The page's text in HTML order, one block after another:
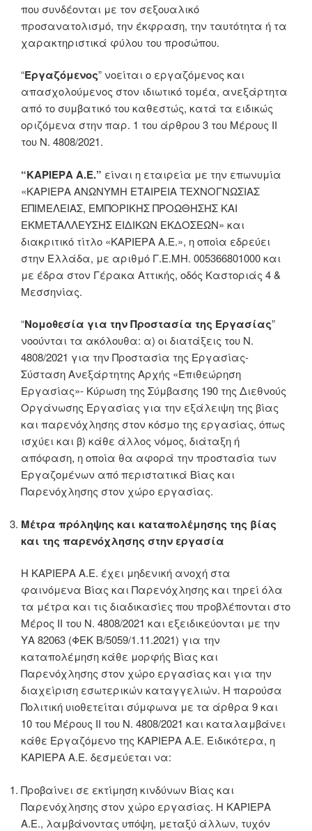
που συνδέονται με τον σεξουαλικό
προσανατολισμό, την έκφραση, την ταυτότητα ή τα
χαρακτηριστικά φύλου του προσώπου.
“Εργαζόμενος” νοείται ο εργαζόμενος και
απασχολούμενος στον ιδιωτικό τομέα, ανεξάρτητα
από το συμβατικό του καθεστώς, κατά τα ειδικώς
οριζόμενα στην παρ. 1 του άρθρου 3 του Μέρους ΙΙ
του Ν. 4808/2021.
“KΑΡΙΕΡΑ Α.Ε.” είναι η εταιρεία με την επωνυμία
«ΚΑΡΙΕΡΑ ΑΝΩΝΥΜΗ ΕΤΑΙΡΕΙΑ ΤΕΧΝΟΓΝΩΣΙΑΣ
ΕΠΙΜΕΛΕΙΑΣ, ΕΜΠΟΡΙΚΗΣ ΠΡΟΩΘΗΣΗΣ ΚΑΙ
ΕΚΜΕΤΑΛΛΕΥΣΗΣ ΕΙΔΙΚΩΝ ΕΚΔΟΣΕΩΝ» και
διακριτικό τίτλο «ΚΑΡΙΕΡΑ Α.Ε.», η οποία εδρεύει
στην Ελλάδα, με αριθμό Γ.Ε.ΜΗ. 005366801000 και
με έδρα στον Γέρακα Αττικής, οδός Καστοριάς 4 &
Μεσσηνίας.
“Νομοθεσία για την Προστασία της Εργασίας”
νοούνται τα ακόλουθα: α) οι διατάξεις του Ν.
4808/2021 για την Προστασία της Εργασίας-
Σύσταση Ανεξάρτητης Αρχής «Επιθεώρηση
Εργασίας»- Κύρωση της Σύμβασης 190 της Διεθνούς
Οργάνωσης Εργασίας για την εξάλειψη της βίας
και παρενόχλησης στον κόσμο της εργασίας, όπως
ισχύει και β) κάθε άλλος νόμος, διάταξη ή
απόφαση, η οποία θα αφορά την προστασία των
Εργαζομένων από περιστατικά Βίας και
Παρενόχλησης στον χώρο εργασίας.
Μέτρα πρόληψης και καταπολέμησης της βίας
και της παρενόχλησης στην εργασία
Η ΚΑΡΙΕΡΑ Α.Ε. έχει μηδενική ανοχή στα
φαινόμενα Βίας και Παρενόχλησης και τηρεί όλα
τα μέτρα και τις διαδικασίες που προβλέπονται στο
Μέρος II του Ν. 4808/2021 και εξειδικεύονται με την
ΥΑ 82063 (ΦΕΚ Β/5059/1.11.2021) για την
καταπολέμηση κάθε μορφής Βίας και
Παρενόχλησης στον χώρο εργασίας και για την
διαχείριση εσωτερικών καταγγελιών. Η παρούσα
Πολιτική υιοθετείται σύμφωνα με τα άρθρα 9 και
10 του Μέρους ΙΙ του Ν. 4808/2021 και καταλαμβάνει
κάθε Εργαζόμενο της KΑΡΙΕΡΑ Α.Ε. Ειδικότερα, η
KΑΡΙΕΡΑ Α.Ε. δεσμεύεται να:
Προβαίνει σε εκτίμηση κινδύνων Βίας και
Παρενόχλησης στον χώρο εργασίας. Η ΚΑΡΙΕΡΑ
Α.Ε., λαμβάνοντας υπόψη, μεταξύ άλλων, τυχόν